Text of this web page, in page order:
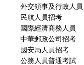
外交領事及行政人員
民航人員招考
國際經濟商務人員
中華郵政公司招考
國安局人員招考
公務人員普通考試